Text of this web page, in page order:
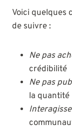
Voici quelques
de suivre :
Ne pas
crédibilité
Ne pas
la quantité